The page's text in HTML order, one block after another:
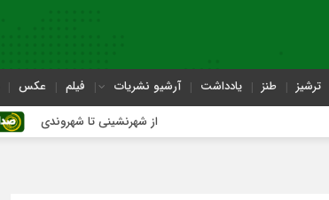
ترشیز طنز یادداشت آرشیو نشریات فیلم عکس
از شهرنشینی تا شهروندی